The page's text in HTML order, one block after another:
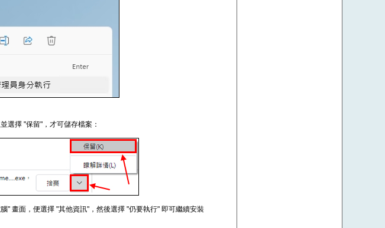
選擇 "保留"，才可儲存檔案：
" 畫面，便選擇 "其他資訊"，然後選擇 "仍要執行" 即可繼續安裝